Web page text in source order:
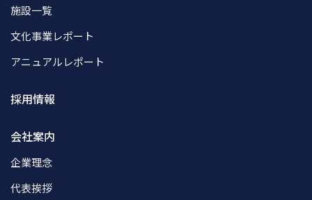
施設一覧
文化事業レポート
アニュアルレポート
採用情報
会社案内
企業理念
代表挨拶